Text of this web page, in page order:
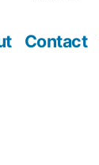
Contact